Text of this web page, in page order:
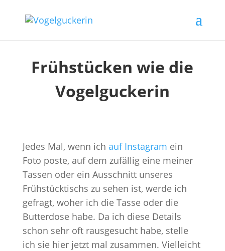
Frühstücken wie die
Vogelguckerin
Jedes Mal, wenn ich auf Instagram ein
Foto poste, auf dem zufällig eine meiner
Tassen oder ein Ausschnitt unseres
Frühstücktischs zu sehen ist, werde ich
gefragt, woher ich die Tasse oder die
Butterdose habe. Da ich diese Details
schon sehr oft rausgesucht habe, stelle
ich sie hier jetzt mal zusammen. Vielleicht